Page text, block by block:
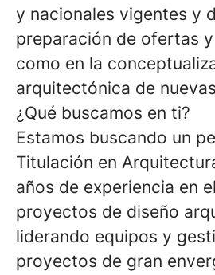
y nacionales vigentes y
preparación de ofertas
como en la
arquitectónica de
¿Qué buscamos en ti?
Estamos buscando un
Titulación en
años de experiencia en
proyectos de diseño
liderando equipos y
proyectos de gran